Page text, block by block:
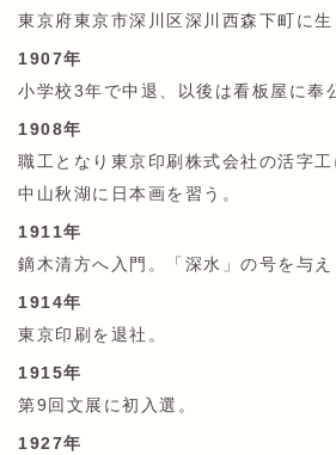
東京府東京市深川区深川西森下町に生
1907年
小学校3年で中退、以後は看板屋に奉
1908年
職工となり東京印刷株式会社の活字
中山秋湖に日本画を習う。
1911年
鏑木清方へ入門。「深水」の号を与え
1914年
東京印刷を退社。
1915年
第9回文展に初入選。
1927年